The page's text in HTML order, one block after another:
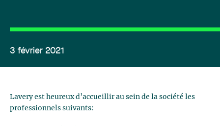
3 février 2021
Lavery est heureux d’accueillir au sein de la société les
professionnels suivants: